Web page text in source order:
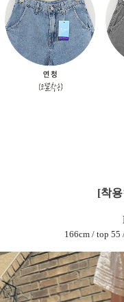
[착
166cm / top 55